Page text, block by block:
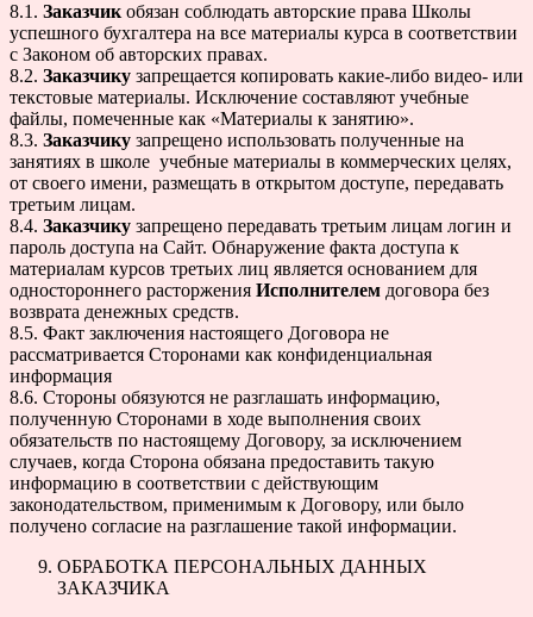
8.1. Заказчик обязан соблюдать авторские права Школы
успешного бухгалтера на все материалы курса в соответствии
с Законом об авторских правах.
8.2. Заказчику запрещается копировать какие-либо видео- или
текстовые материалы. Исключение составляют учебные
файлы, помеченные как «Материалы к занятию».
8.3. Заказчику запрещено использовать полученные на
занятиях в школе учебные материалы в коммерческих целях,
от своего имени, размещать в открытом доступе, передавать
третьим лицам.
8.4. Заказчику запрещено передавать третьим лицам логин и
пароль доступа на Сайт. Обнаружение факта доступа к
материалам курсов третьих лиц является основанием для
одностороннего расторжения Исполнителем договора без
возврата денежных средств.
8.5. Факт заключения настоящего Договора не
рассматривается Сторонами как конфиденциальная
информация
8.6. Стороны обязуются не разглашать информацию,
полученную Сторонами в ходе выполнения своих
обязательств по настоящему Договору, за исключением
случаев, когда Сторона обязана предоставить такую
информацию в соответствии с действующим
законодательством, применимым к Договору, или было
получено согласие на разглашение такой информации.
ОБРАБОТКА ПЕРСОНАЛЬНЫХ ДАННЫХ
ЗАКАЗЧИКА